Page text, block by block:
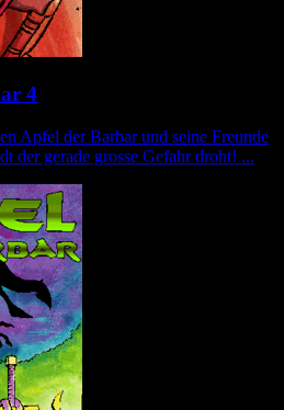
4
Apfel der Barbar und seine Freunde
der gerade grosse Gefahr droht! ...